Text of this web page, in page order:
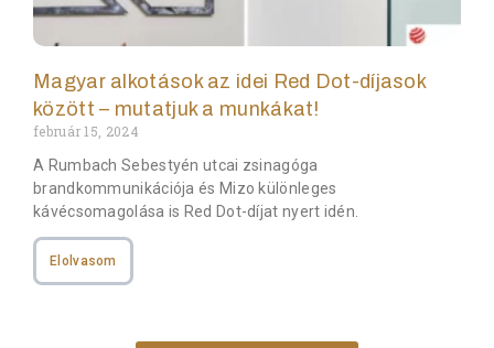
Magyar alkotások az idei Red Dot-díjasok
között – mutatjuk a munkákat!
február 15, 2024
A Rumbach Sebestyén utcai zsinagóga
brandkommunikációja és Mizo különleges
kávécsomagolása is Red Dot-díjat nyert idén.
Elolvasom